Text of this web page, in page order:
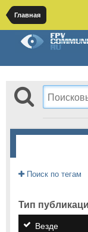
Главная
Поиск по тегам
Тип
Везде